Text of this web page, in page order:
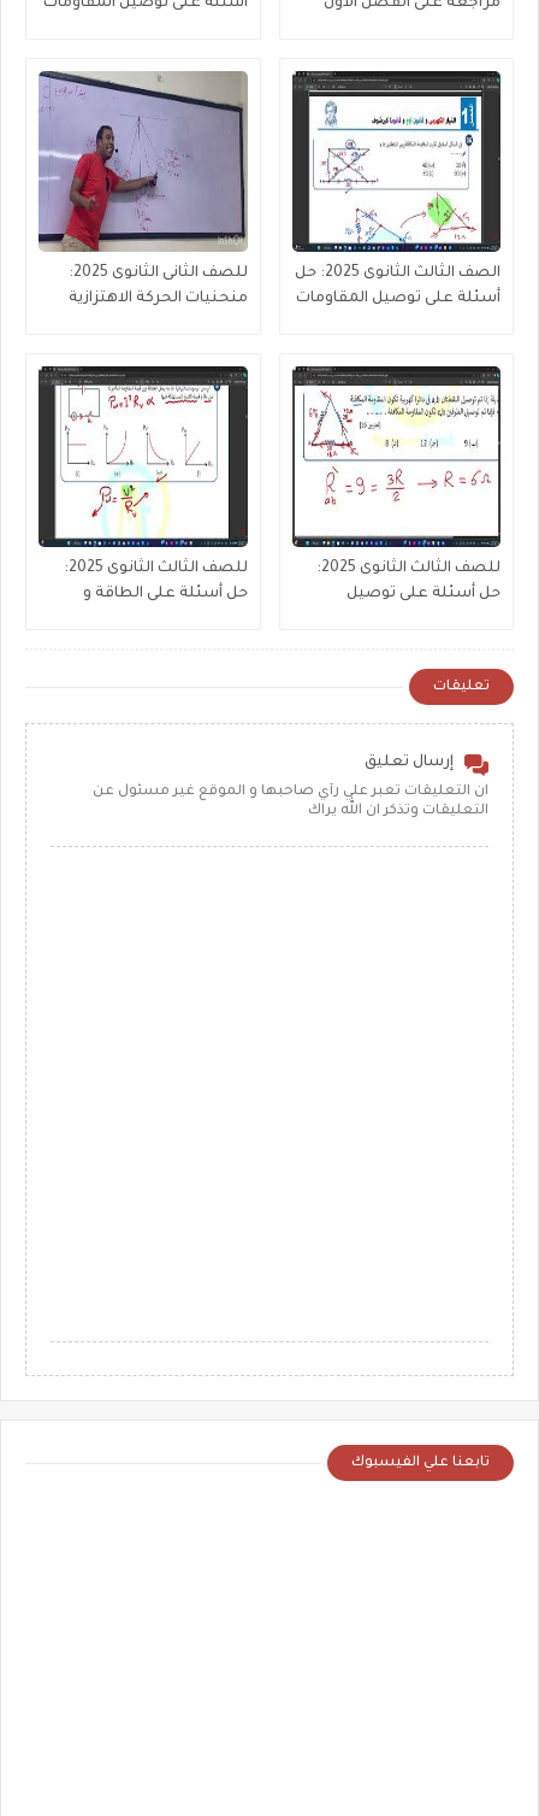
مراجعة على الفصل الأول
أسئلة على توصيل المقاومات
الصف الثالث الثانوى 2025: حل
أسئلة على توصيل المقاومات
للصف الثانى الثانوى 2025:
منحنيات الحركة الاهتزازية
للصف الثالث الثانوى 2025:
حل أسئلة على توصيل
للصف الثالث الثانوى 2025:
حل أسئلة على الطاقة و
تعليقات
إرسال تعليق
ان التعليقات تعبر علي رأي صاحبها و الموقع غير مسئول عن
التعليقات وتذكر ان الله يراك
تابعنا علي الفيسبوك